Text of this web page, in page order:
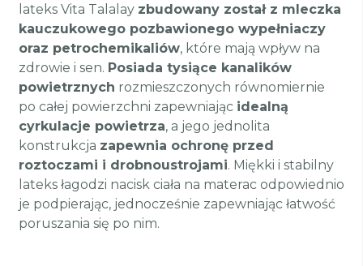
lateks Vita Talalay zbudowany został z mleczka
kauczukowego pozbawionego wypełniaczy
oraz petrochemikaliów, które mają wpływ na
zdrowie i sen. Posiada tysiące kanalików
powietrznych rozmieszczonych równomiernie
po całej powierzchni zapewniając idealną
cyrkulacje powietrza, a jego jednolita
konstrukcja zapewnia ochronę przed
roztoczami i drobnoustrojami. Miękki i stabilny
lateks łagodzi nacisk ciała na materac odpowiednio
je podpierając, jednocześnie zapewniając łatwość
poruszania się po nim.